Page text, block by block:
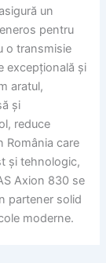
un
pentru
o transmisie
excepțională și
aratul,
și
reduce
România care
și tehnologic,
Axion 830 se
partener solid
moderne.